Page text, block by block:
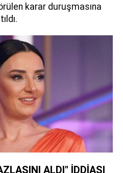
karar duruşmasına
ALDI" İDDİASI